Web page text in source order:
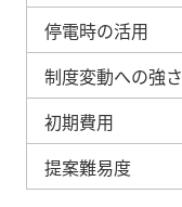
停電時の活用
制度変動への強さ
初期費用
提案難易度